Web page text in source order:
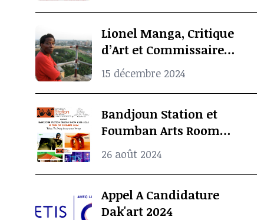
Lionel Manga, Critique
d’Art et Commissaire
d’Exposition
Camerounais est mort à
l’âge de 69 ans
15 décembre 2024
Bandjoun Station et
Foumban Arts Room
Présentent le Badjoun
Station Design Showcase
2024
26 août 2024
Appel A Candidature
Dak'art 2024